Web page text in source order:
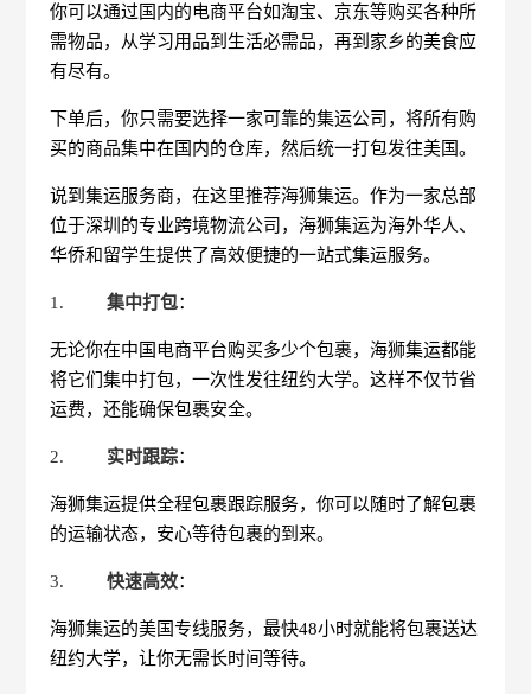
你可以通过国内的电商平台如淘宝、京东等购买各种所
需物品，从学习用品到生活必需品，再到家乡的美食应
有尽有。
下单后，你只需要选择一家可靠的集运公司，将所有购
买的商品集中在国内的仓库，然后统一打包发往美国。
说到集运服务商，在这里推荐海狮集运。作为一家总部
位于深圳的专业跨境物流公司，海狮集运为海外华人、
华侨和留学生提供了高效便捷的一站式集运服务。
1.集中打包：
无论你在中国电商平台购买多少个包裹，海狮集运都能
将它们集中打包，一次性发往纽约大学。这样不仅节省
运费，还能确保包裹安全。
2. 实时跟踪：
海狮集运提供全程包裹跟踪服务，你可以随时了解包裹
的运输状态，安心等待包裹的到来。
3.快速高效：
海狮集运的美国专线服务，最快48小时就能将包裹送达
纽约大学，让你无需长时间等待。